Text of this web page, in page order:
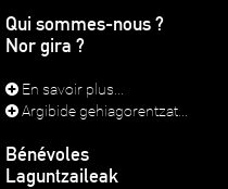
Qui sommes-nous ?
Nor gira ?
En savoir plus...
Argibide gehiagorentzat...
Bénévoles
Laguntzaileak